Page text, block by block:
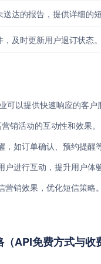
送达的报告，提供详细的
，及时更新用户退订状态
可以提供快速响应的客
销活动的互动性和效果。
，如订单确认、预约提醒
户进行互动，提升用户体
营销效果，优化短信策略
API免费方式与收